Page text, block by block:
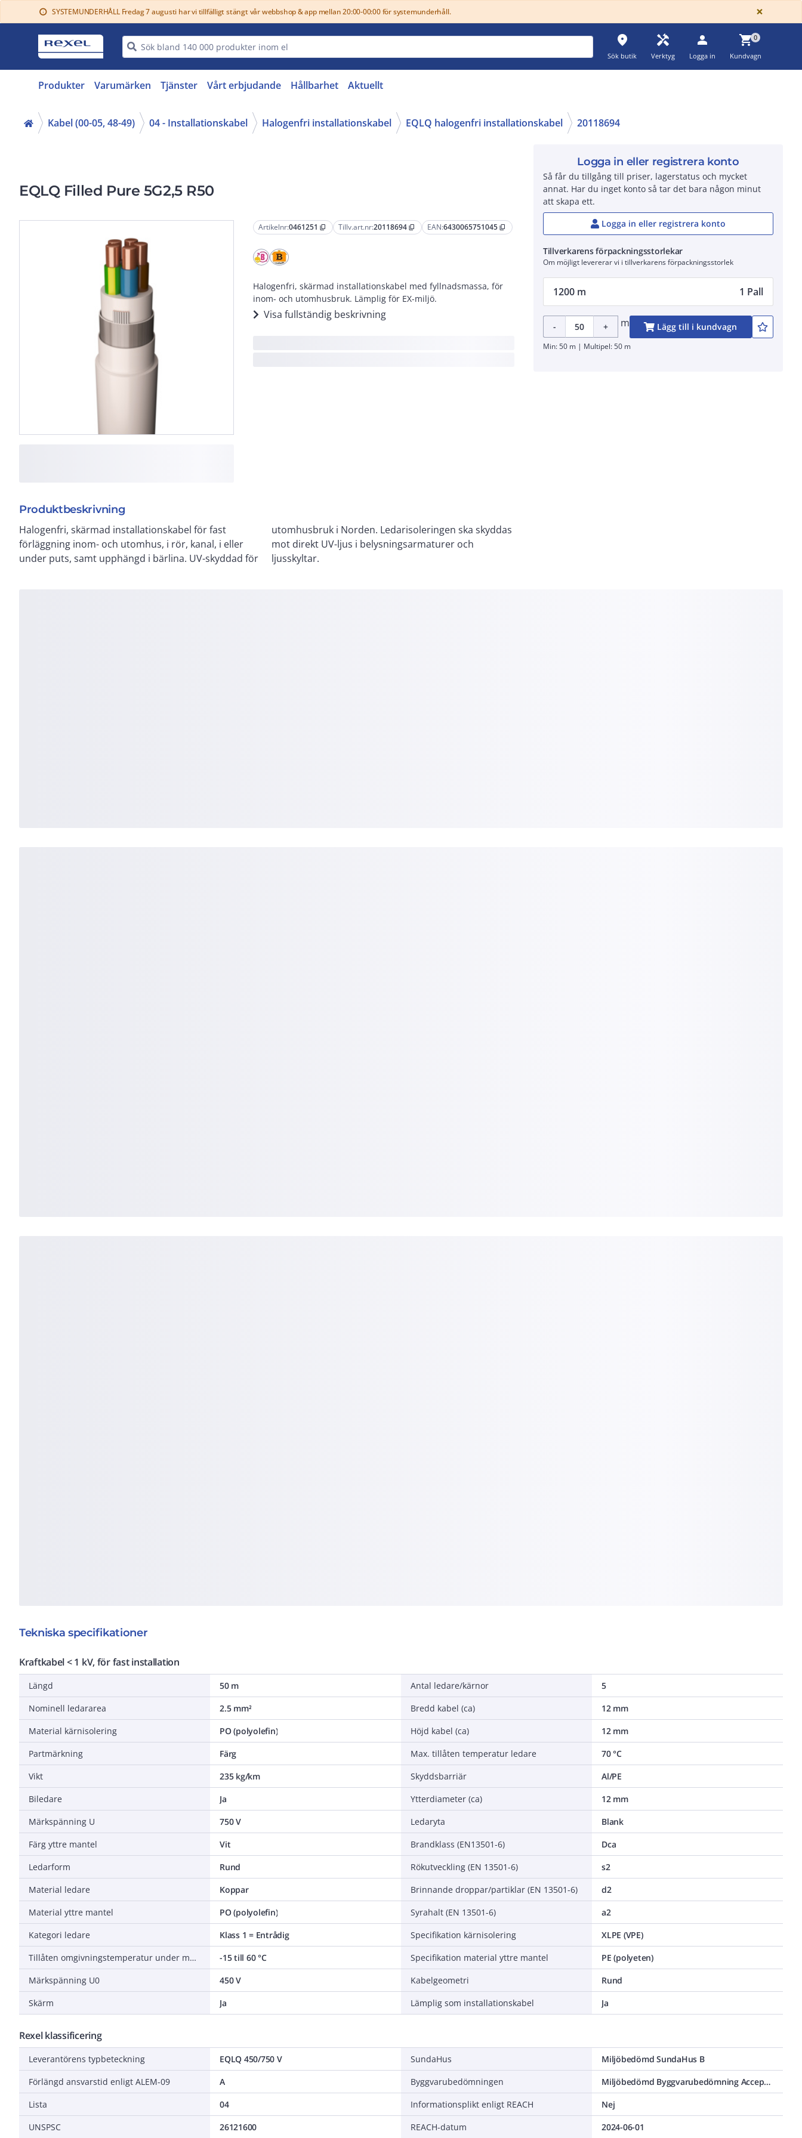
info SYSTEMUNDERHÅLL Fredag 7 augusti har vi tillfälligt stängt vår webbshop & app mellan 20:00-00:00 för systemunderhåll. ×
place
Sök butik
handyman
Verktyg
person
Logga in
shopping_cart0
Kundvagn
Produkter Varumärken Tjänster Vårt erbjudande Hållbarhet Aktuellt
Kabel (00-05, 48-49) 04 - Installationskabel Halogenfri installationskabel EQLQ halogenfri installationskabel 20118694
EQLQ Filled Pure 5G2,5 R50
Artikelnr:0461251 content_copy Tillv.art.nr:20118694 content_copy EAN:6430065751045 content_copy
Halogenfri, skärmad installationskabel med fyllnadsmassa, för
inom- och utomhusbruk. Lämplig för EX-miljö.
Visa fullständig beskrivning
Produktbeskrivning
Halogenfri, skärmad installationskabel för fast
förläggning inom- och utomhus, i rör, kanal, i eller
under puts, samt upphängd i bärlina. UV-skyddad för
utomhusbruk i Norden. Ledarisoleringen ska skyddas
mot direkt UV-ljus i belysningsarmaturer och
ljusskyltar.
Logga in eller registrera konto
Så får du tillgång till priser, lagerstatus och mycket
annat. Har du inget konto så tar det bara någon minut
att skapa ett.
Logga in eller registrera konto
Tillverkarens förpackningsstorlekar
Om möjligt levererar vi i tillverkarens förpackningsstorlek
1200 m 1 Pall
- + m Lägg till i kundvagn
Min: 50 m | Multipel: 50 m
Tekniska specifikationer
Kraftkabel < 1 kV, för fast installation
Längd
50 m
Nominell ledararea
2.5 mm²
Material kärnisolering
PO (polyolefin)
Partmärkning
Färg
Vikt
235 kg/km
Biledare
Ja
Märkspänning U
750 V
Färg yttre mantel
Vit
Ledarform
Rund
Material ledare
Koppar
Material yttre mantel
PO (polyolefin)
Kategori ledare
Klass 1 = Entrådig
Tillåten omgivningstemperatur under montering/hantering
-15 till 60 °C
Märkspänning U0
450 V
Skärm
Ja
Antal ledare/kärnor
5
Bredd kabel (ca)
12 mm
Höjd kabel (ca)
12 mm
Max. tillåten temperatur ledare
70 °C
Skyddsbarriär
Al/PE
Ytterdiameter (ca)
12 mm
Ledaryta
Blank
Brandklass (EN13501-6)
Dca
Rökutveckling (EN 13501-6)
s2
Brinnande droppar/partiklar (EN 13501-6)
d2
Syrahalt (EN 13501-6)
a2
Specifikation kärnisolering
XLPE (VPE)
Specifikation material yttre mantel
PE (polyeten)
Kabelgeometri
Rund
Lämplig som installationskabel
Ja
Rexel klassificering
Leverantörens typbeteckning
EQLQ 450/750 V
Förlängd ansvarstid enligt ALEM-09
A
Lista
04
UNSPSC
26121600
SundaHus
Miljöbedömd SundaHus B
Byggvarubedömningen
Miljöbedömd Byggvarubedömning Accepteras
Informationsplikt enligt REACH
Nej
REACH-datum
2024-06-01